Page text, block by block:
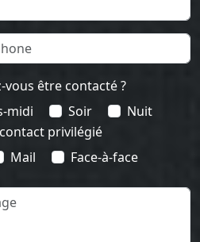
vous être contacté ?
midi Soir
Nuit
privilégié
Mail Face-à-face